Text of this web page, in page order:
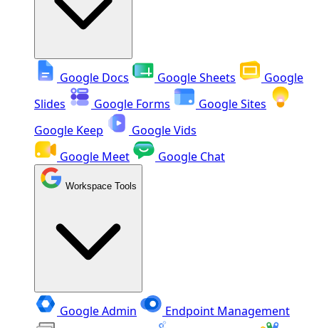
Google Docs Google Sheets
Google
Slides
Google Forms
Google Sites
Google Keep
Google Vids
Google Meet
Google Chat
Workspace Tools
Google Admin
Endpoint Management